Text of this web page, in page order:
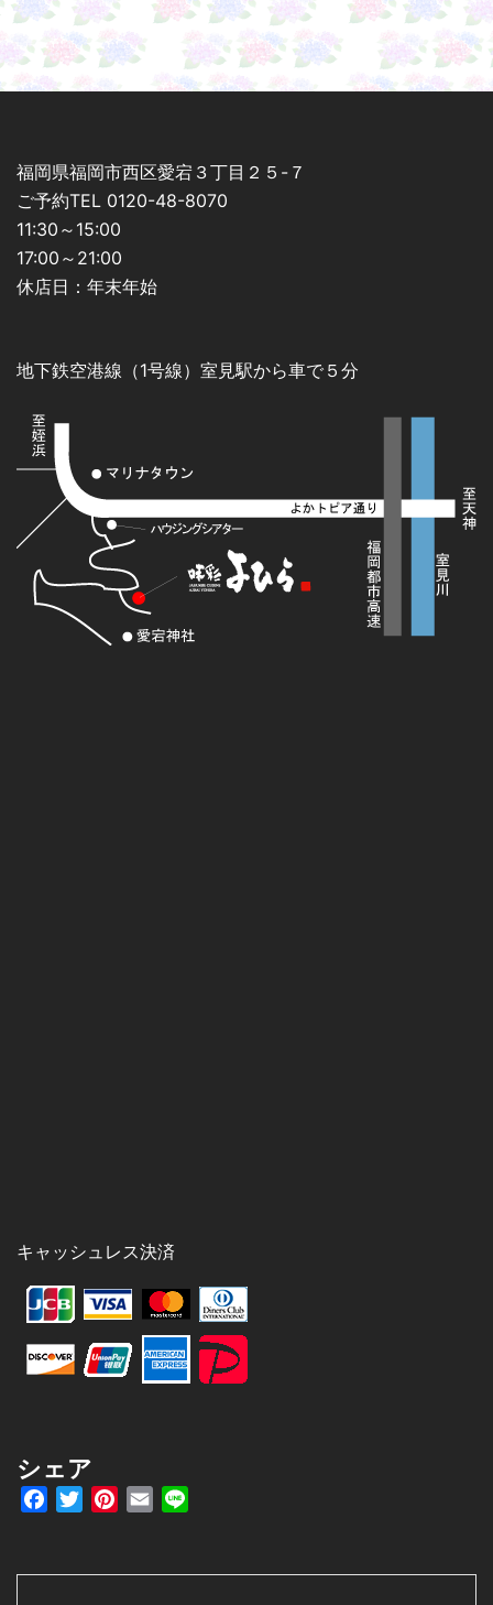
ョ
ン
福岡県福岡市西区愛宕３丁目２５-７
ご予約TEL 0120-48-8070
11:30～15:00
17:00～21:00
休店日：年末年始
地下鉄空港線（1号線）室見駅から車で５分
キャッシュレス決済
シェア
FacebookTwitterPinterest
Email